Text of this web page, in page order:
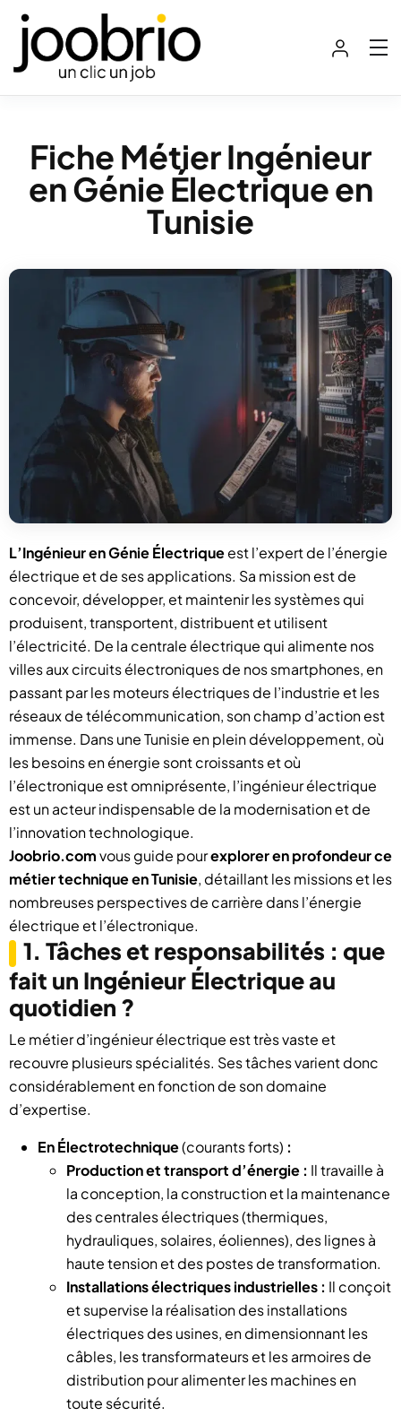
Fiche Métier Ingénieur
en Génie Électrique en
Tunisie
L’Ingénieur en Génie Électriqueest l’expert de l’énergie
électrique et de ses applications. Sa mission est de
concevoir, développer, et maintenir les systèmes qui
produisent, transportent, distribuent et utilisent
l’électricité. De la centrale électrique qui alimente nos
villes aux circuits électroniques de nos smartphones, en
passant par les moteurs électriques de l’industrie et les
réseaux de télécommunication, son champ d’action est
immense. Dans une Tunisie en plein développement, où
les besoins en énergie sont croissants et où
l’électronique est omniprésente, l’ingénieur électrique
est un acteur indispensable de la modernisation et de
l’innovation technologique.
Joobrio.comvous guide pourexplorer en profondeur ce
métier technique en Tunisie, détaillant les missions et les
nombreuses perspectives de carrière dans l’énergie
électrique et l’électronique.
1. Tâches et responsabilités : que
fait un Ingénieur Électrique au
quotidien ?
Le métier d’ingénieur électrique est très vaste et
recouvre plusieurs spécialités. Ses tâches varient donc
considérablement en fonction de son domaine
d’expertise.
En Électrotechnique(courants forts) :
Production et transport d’énergie : Il travaille à
la conception, la construction et la maintenance
des centrales électriques (thermiques,
hydrauliques, solaires, éoliennes), des lignes à
haute tension et des postes de transformation.
Installations électriques industrielles : Il conçoit
et supervise la réalisation des installations
électriques des usines, en dimensionnant les
câbles, les transformateurs et les armoires de
distribution pour alimenter les machines en
toute sécurité.